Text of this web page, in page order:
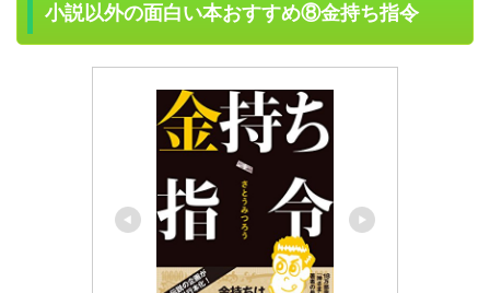
小説以外の面白い本おすすめ⑧金持ち指令